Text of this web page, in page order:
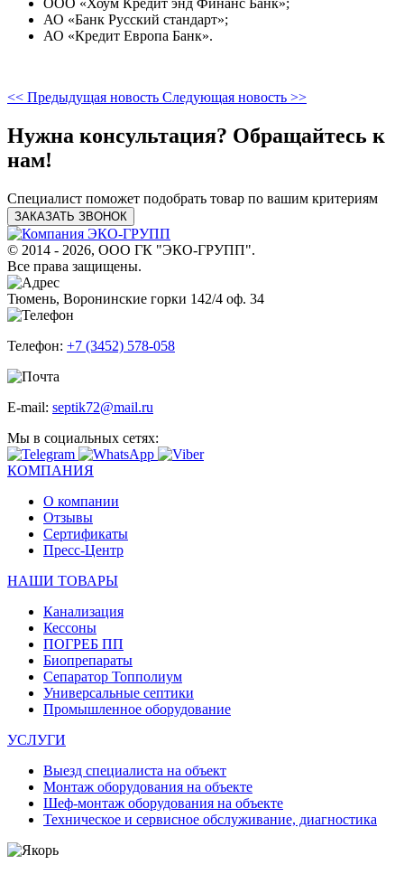
АО «Банк Русский стандарт»;
АО «Кредит Европа Банк».
<< Предыдущая новость Следующая новость >>
Нужна консультация? Обращайтесь к
нам!
Специалист поможет подобрать товар по вашим критериям
ЗАКАЗАТЬ ЗВОНОК
© 2014 - 2026, ООО ГК "ЭКО-ГРУПП".
Все права защищены.
Тюмень, Воронинские горки 142/4 оф. 34
Телефон: +7 (3452) 578-058
E-mail: septik72@mail.ru
Мы в социальных сетях:
КОМПАНИЯ
О компании
Отзывы
Сертификаты
Пресс-Центр
НАШИ ТОВАРЫ
Канализация
Кессоны
ПОГРЕБ ПП
Биопрепараты
Сепаратор Топполиум
Универсальные септики
Промышленное оборудование
УСЛУГИ
Выезд специалиста на объект
Монтаж оборудования на объекте
Шеф-монтаж оборудования на объекте
Техническое и сервисное обслуживание, диагностика